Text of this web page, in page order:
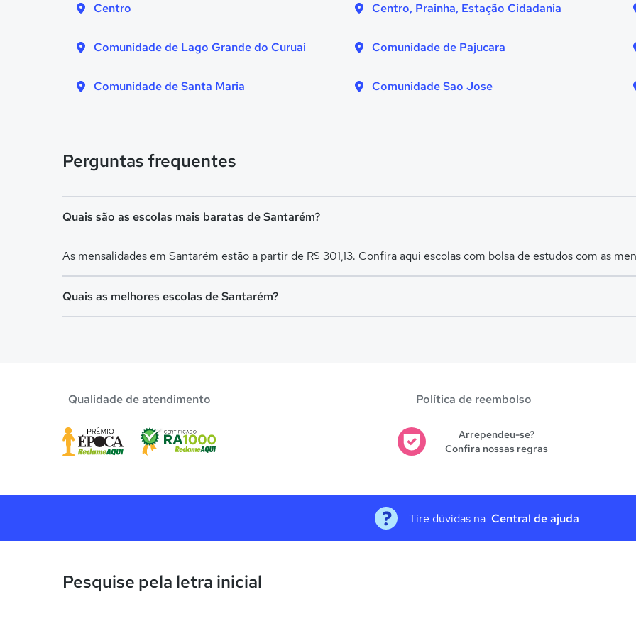
Centro Centro, Prainha, Estação Cidadania
Comunidade de Lago Grande do Curuai Comunidade de Pajucara
Comunidade de Santa Maria Comunidade Sao Jose
Perguntas frequentes
Quais são as escolas mais baratas de Santarém?
As mensalidades em Santarém estão a partir de R$ 301,13. Confira aqui escolas com bolsa de estudos com as
Quais as melhores escolas de Santarém?
Qualidade de atendimento Política de reembolso
Arrependeu-se?
Confira nossas regras
Tire dúvidas na Central de ajuda
Pesquise pela letra inicial